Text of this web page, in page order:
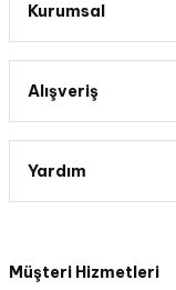
Kurumsal
Alışveriş
Yardım
Müşteri Hizmetleri